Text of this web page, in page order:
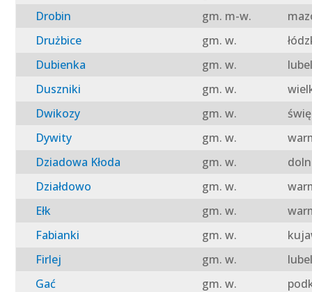
Drobin
gm. m-w.
Drużbice
gm. w.
Dubienka
gm. w.
Duszniki
gm. w.
Dwikozy
gm. w.
Dywity
gm. w.
Dziadowa Kłoda
gm. w.
Działdowo
gm. w.
Ełk
gm. w.
Fabianki
gm. w.
Firlej
gm. w.
Gać
gm. w.